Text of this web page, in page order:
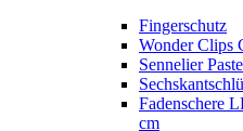
Fingerschutz
Wonder Clips
Sennelier
Fadenschere
cm